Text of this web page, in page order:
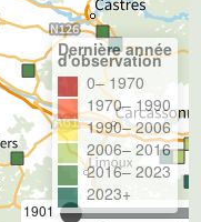
1901
Dernière année
d'observation
0– 1970
1970– 1990
1990– 2006
2006– 2016
2016– 2023
2023+